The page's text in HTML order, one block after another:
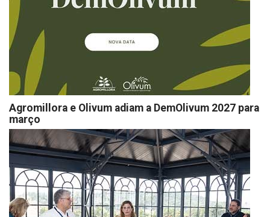
Agromillora e Olivum adiam a DemOlivum 2027 para
março